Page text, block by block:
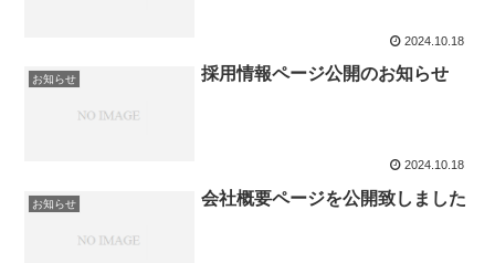
2024.10.18
お知らせ 採用情報ページ公開のお知らせ
2024.10.18
お知らせ 会社概要ページを公開致しました